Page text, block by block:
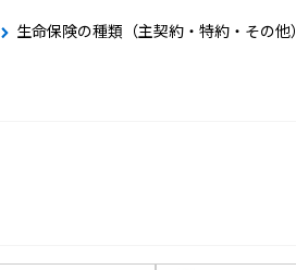
生命保険の種類（主契約・特約・その他）